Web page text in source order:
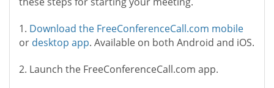
1. Download the FreeConferenceCall.com mobile
or desktop app. Available on both Android and iOS.
2. Launch the FreeConferenceCall.com app.